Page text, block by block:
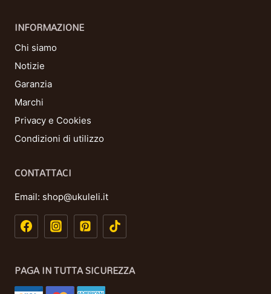
INFORMAZIONE
Chi siamo
Notizie
Garanzia
Marchi
Privacy e Cookies
Condizioni di utilizzo
CONTATTACI
Email: shop@ukuleli.it
PAGA IN TUTTA SICUREZZA